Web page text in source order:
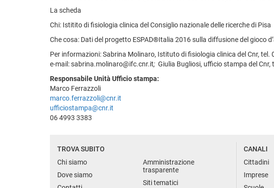
La scheda
Chi: Istitito di fisiologia clinica del Consiglio nazionale delle ricerche di Pisa
Che cosa: Dati del progetto ESPAD®Italia 2016 sulla diffusione del gioco
Per informazioni: Sabrina Molinaro, Istituto di fisiologia clinica del Cnr, tel.
e-mail: sabrina.molinaro@ifc.cnr.it; Giulia Bugliosi, ufficio stampa del Cnr,
Responsabile Unità Ufficio stampa:
Marco Ferrazzoli
marco.ferrazzoli@cnr.it
ufficiostampa@cnr.it
06 4993 3383
TROVA SUBITO
Chi siamo
Dove siamo
Amministrazione
trasparente
Siti tematici
CANALI
Cittadini
Imprese